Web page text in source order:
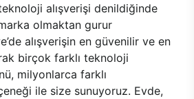
alışverişi denildiğinde
olmaktan gurur
alışverişin en güvenilir ve en
birçok farklı teknoloji
milyonlarca farklı
ile size sunuyoruz. Evde,